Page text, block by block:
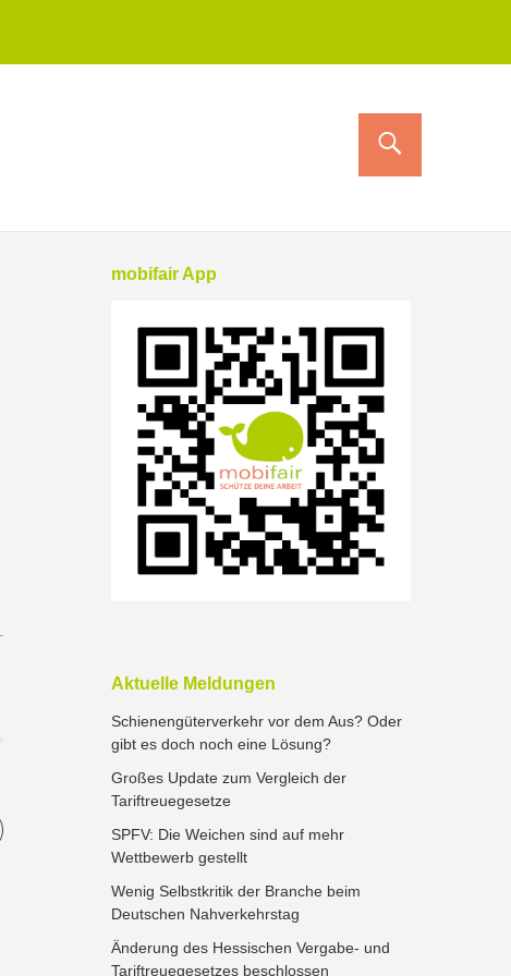
mobifair App
Aktuelle Meldungen
Schienengüterverkehr vor dem Aus? Oder
gibt es doch noch eine Lösung?
Großes Update zum Vergleich der
Tariftreuegesetze
SPFV: Die Weichen sind auf mehr
Wettbewerb gestellt
Wenig Selbstkritik der Branche beim
Deutschen Nahverkehrstag
Änderung des Hessischen Vergabe- und
Tariftreuegesetzes beschlossen